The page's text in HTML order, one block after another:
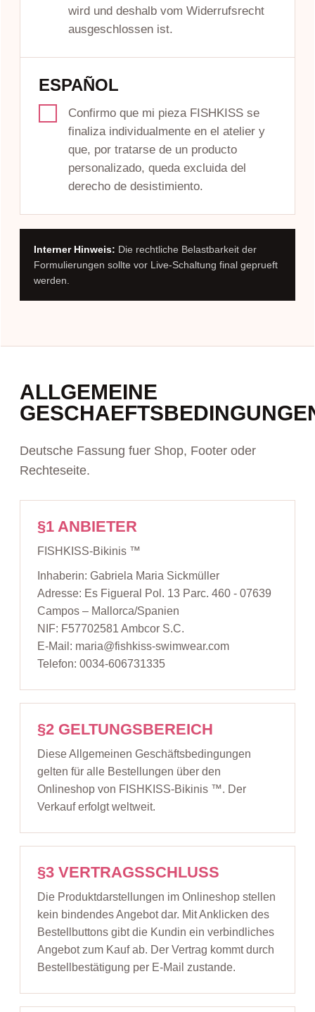
wird und deshalb vom Widerrufsrecht
ausgeschlossen ist.
ESPAÑOL
Confirmo que mi pieza FISHKISS se
finaliza individualmente en el atelier y
que, por tratarse de un producto
personalizado, queda excluida del
derecho de desistimiento.
Interner Hinweis: Die rechtliche Belastbarkeit der
Formulierungen sollte vor Live-Schaltung final geprueft
werden.
ALLGEMEINE
Deutsche Fassung fuer Shop, Footer oder
Rechteseite.
§1 ANBIETER
FISHKISS-Bikinis ™
Inhaberin: Gabriela Maria Sickmüller
Adresse: Es Figueral Pol. 13 Parc. 460 - 07639
Campos – Mallorca/Spanien
NIF: F57702581 Ambcor S.C.
E-Mail: maria@fishkiss-swimwear.com
Telefon: 0034-606731335
§2 GELTUNGSBEREICH
Diese Allgemeinen Geschäftsbedingungen
gelten für alle Bestellungen über den
Onlineshop von FISHKISS-Bikinis ™. Der
Verkauf erfolgt weltweit.
§3 VERTRAGSSCHLUSS
Die Produktdarstellungen im Onlineshop stellen
kein bindendes Angebot dar. Mit Anklicken des
Bestellbuttons gibt die Kundin ein verbindliches
Angebot zum Kauf ab. Der Vertrag kommt durch
Bestellbestätigung per E-Mail zustande.